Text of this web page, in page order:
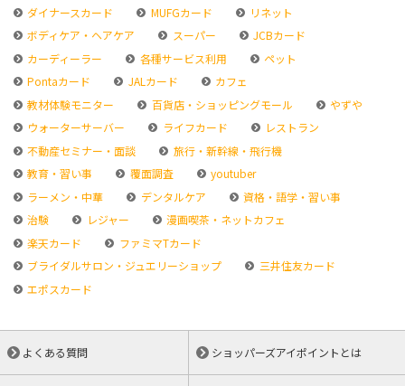
ダイナースカード
MUFGカード
リネット
ボディケア・ヘアケア
スーパー
JCBカード
カーディーラー
各種サービス利用
ペット
Pontaカード
JALカード
カフェ
教材体験モニター
百貨店・ショッピングモール
やずや
ウォーターサーバー
ライフカード
レストラン
不動産セミナー・面談
旅行・新幹線・飛行機
教育・習い事
覆面調査
youtuber
ラーメン・中華
デンタルケア
資格・語学・習い事
治験
レジャー
漫画喫茶・ネットカフェ
楽天カード
ファミマTカード
ブライダルサロン・ジュエリーショップ
三井住友カード
エポスカード
よくある質問 ショッパーズアイポイントとは